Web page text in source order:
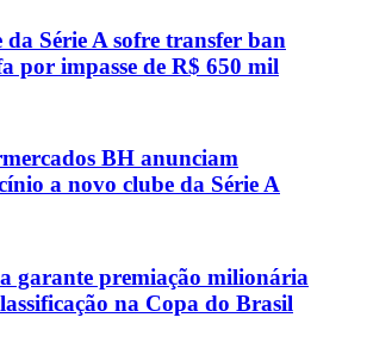
da Série A sofre transfer ban
por impasse de R$ 650 mil
BH anunciam
a novo clube da Série A
garante premiação milionária
na Copa do Brasil